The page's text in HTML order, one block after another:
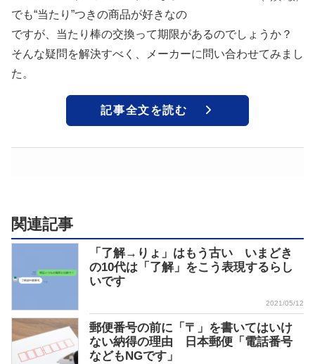
でも“当たり”つきの商品が好きなの
ですが、当たり棒の交換って期限があるのでしょうか？
そんな疑問を解決すべく、メーカーに問い合わせてみまし
た。
記事全文を読む
関連記事
「了解→りょ」はもう古い いまどき
の10代は「了解」をこう表現するらし
いです
2021/05/12
郵便番号の前に「〒」を書いてはいけ
ない納得の理由 日本郵便「電話番号
などもNGです」